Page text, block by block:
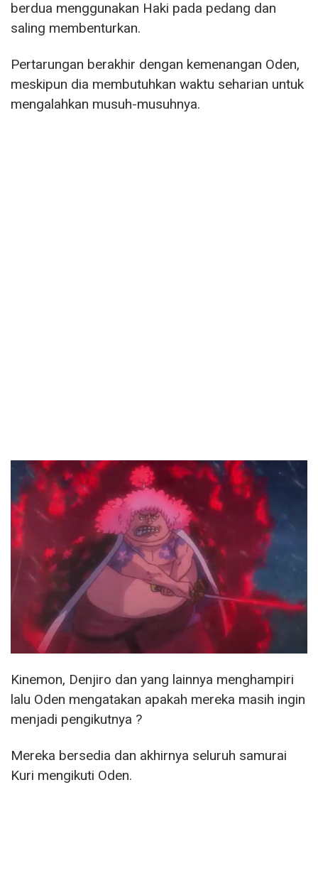
berdua menggunakan Haki pada pedang dan
saling membenturkan.
Pertarungan berakhir dengan kemenangan Oden,
meskipun dia membutuhkan waktu seharian untuk
mengalahkan musuh-musuhnya.
Kinemon, Denjiro dan yang lainnya menghampiri
lalu Oden mengatakan apakah mereka masih ingin
menjadi pengikutnya ?
Mereka bersedia dan akhirnya seluruh samurai
Kuri mengikuti Oden.